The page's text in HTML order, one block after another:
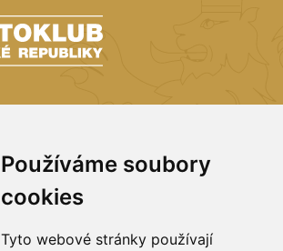
Používáme soubory
cookies
Tyto webové stránky používají